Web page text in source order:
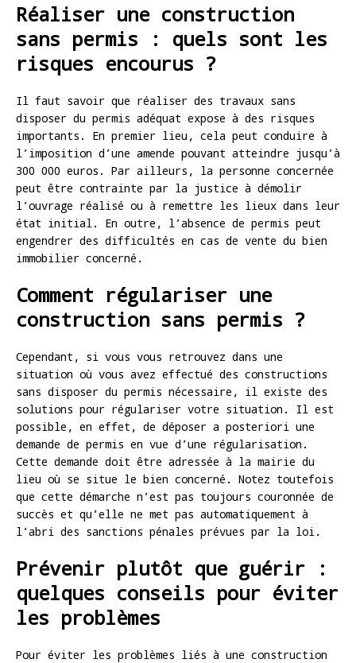
Réaliser une construction
sans permis : quels sont les
risques encourus ?
Il faut savoir que réaliser des travaux sans
disposer du permis adéquat expose à des risques
importants. En premier lieu, cela peut conduire à
l’imposition d’une amende pouvant atteindre jusqu’à
300 000 euros. Par ailleurs, la personne concernée
peut être contrainte par la justice à démolir
l’ouvrage réalisé ou à remettre les lieux dans leur
état initial. En outre, l’absence de permis peut
engendrer des difficultés en cas de vente du bien
immobilier concerné.
Comment régulariser une
construction sans permis ?
Cependant, si vous vous retrouvez dans une
situation où vous avez effectué des constructions
sans disposer du permis nécessaire, il existe des
solutions pour régulariser votre situation. Il est
possible, en effet, de déposer a posteriori une
demande de permis en vue d’une régularisation.
Cette demande doit être adressée à la mairie du
lieu où se situe le bien concerné. Notez toutefois
que cette démarche n’est pas toujours couronnée de
succès et qu’elle ne met pas automatiquement à
l’abri des sanctions pénales prévues par la loi.
Prévenir plutôt que guérir :
quelques conseils pour éviter
les problèmes
Pour éviter les problèmes liés à une construction